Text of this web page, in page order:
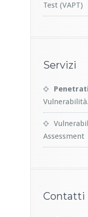
Test (VAPT)
Servizi
Vulnerabilità.
Assessment
Contatti